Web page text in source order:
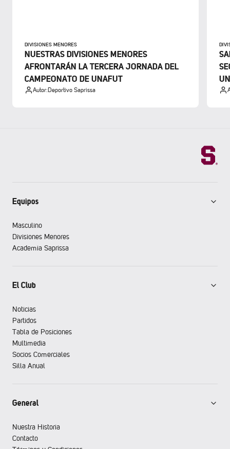
DIVISIONES MENORES
NUESTRAS DIVISIONES MENORES
AFRONTARÁN LA TERCERA JORNADA DEL
CAMPEONATO DE UNAFUT
Autor:Deportivo Saprissa
Equipos
Masculino
Divisiones Menores
Academia Saprissa
El Club
Noticias
Partidos
Tabla de Posiciones
Multimedia
Socios Comerciales
Silla Anual
General
Nuestra Historia
Contacto